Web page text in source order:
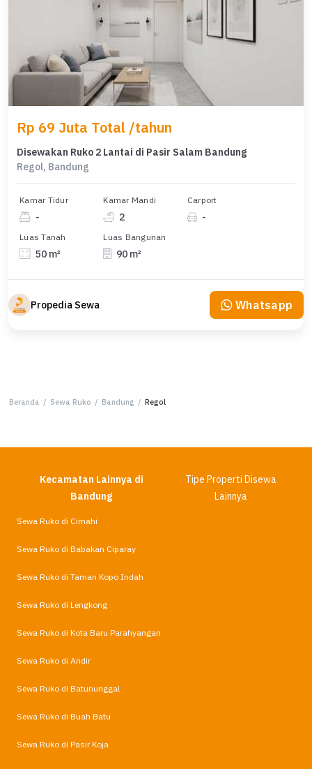
Rp 69 Juta Total /tahun
Disewakan Ruko 2 Lantai di Pasir Salam Bandung
Regol, Bandung
Kamar Tidur
-
Kamar Mandi
2
Carport
-
Luas Tanah
50 m²
Luas Bangunan
90 m²
Propedia Sewa Whatsapp
Beranda / Sewa Ruko / Bandung / Regol
Kecamatan Lainnya di
Bandung
Tipe Properti Disewa
Lainnya
Sewa Ruko di Cimahi
Sewa Ruko di Babakan Ciparay
Sewa Ruko di Taman Kopo Indah
Sewa Ruko di Lengkong
Sewa Ruko di Kota Baru Parahyangan
Sewa Ruko di Andir
Sewa Ruko di Batununggal
Sewa Ruko di Buah Batu
Sewa Ruko di Pasir Koja